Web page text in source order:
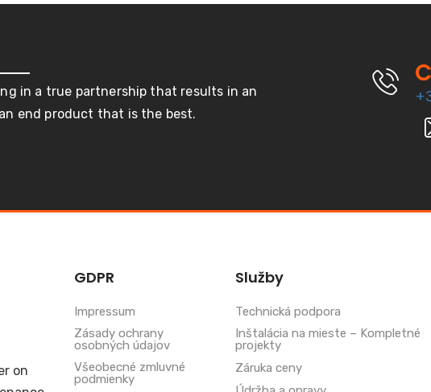
in a true partnership that results in an
end product that is the best.
on
GDPR
Impressum
Zásady ochrany
osobných údajov
Všeobecné zmluvné
podmienky
Služby
Technická podpora
Inštalácia na mieste – Kompletné
projekty
Záruka ceny